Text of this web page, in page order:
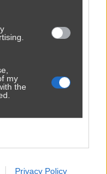
my
the
Privacy Policy
garnek